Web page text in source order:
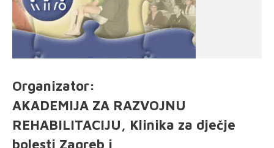
Organizator:
AKADEMIJA ZA RAZVOJNU
REHABILITACIJU, Klinika za dječje
bolesti Zagreb i